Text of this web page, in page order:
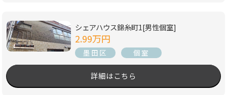
シェアハウス錦糸町1[男性個室]
2.99万円
墨田区 個室
詳細はこちら